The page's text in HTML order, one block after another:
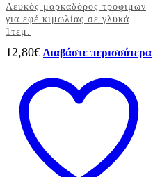
Λευκός μαρκαδόρος τρόφιμων
για εφέ κιμωλίας σε γλυκά
1τεμ.
12,80€ Διαβάστε περισσότερα